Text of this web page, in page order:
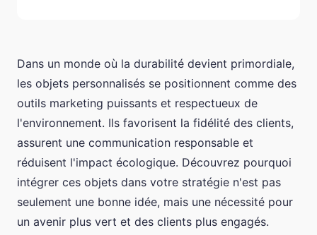
Dans un monde où la durabilité devient primordiale,
les objets personnalisés se positionnent comme des
outils marketing puissants et respectueux de
l'environnement. Ils favorisent la fidélité des clients,
assurent une communication responsable et
réduisent l'impact écologique. Découvrez pourquoi
intégrer ces objets dans votre stratégie n'est pas
seulement une bonne idée, mais une nécessité pour
un avenir plus vert et des clients plus engagés.